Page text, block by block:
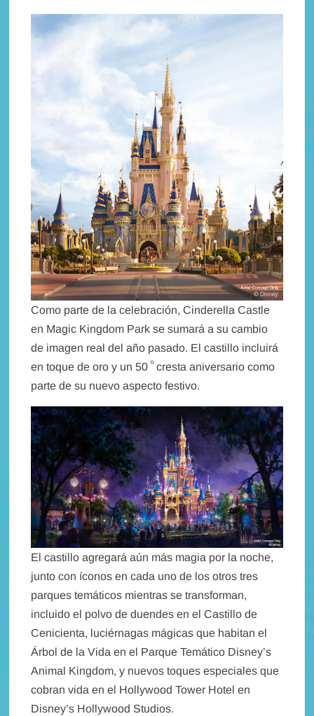
Como parte de la celebración, Cinderella Castle
en Magic Kingdom Park se sumará a su cambio
de imagen real del año pasado. El castillo incluirá
en toque de oro y un 50ºcresta aniversario como
parte de su nuevo aspecto festivo.
El castillo agregará aún más magia por la noche,
junto con íconos en cada uno de los otros tres
parques temáticos mientras se transforman,
incluido el polvo de duendes en el Castillo de
Cenicienta, luciérnagas mágicas que habitan el
Árbol de la Vida en el Parque Temático Disney’s
Animal Kingdom, y nuevos toques especiales que
cobran vida en el Hollywood Tower Hotel en
Disney’s Hollywood Studios.